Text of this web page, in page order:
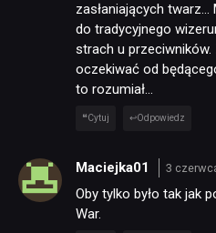
zasłaniających twarz…
do tradycyjnego
strach u
oczekiwać od
to rozumiał…
Cytuj Odpowiedz
Maciejka01 3
Oby tylko było tak jak
War.